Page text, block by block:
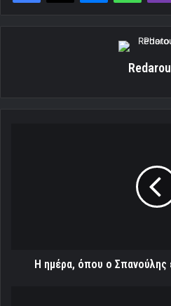
Η ημέρα, όπου ο Σπανούλης